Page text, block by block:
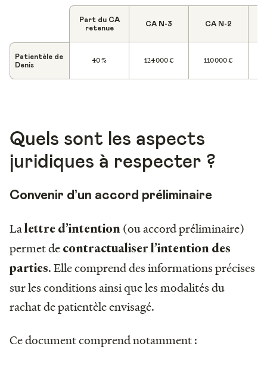
Part du CA
retenue
CA N-3 CA N-2
Patientèle de
Denis
40 % 124 000 € 110 000 €
Quels sont les aspects
juridiques à respecter ?
Convenir d’un accord préliminaire
Lalettre d’intention (ou accord préliminaire)
permet de contractualiser l’intention des
parties. Elle comprend des informations précises
sur les conditions ainsi que les modalités du
rachat de patientèle envisagé.
Ce document comprend notamment :